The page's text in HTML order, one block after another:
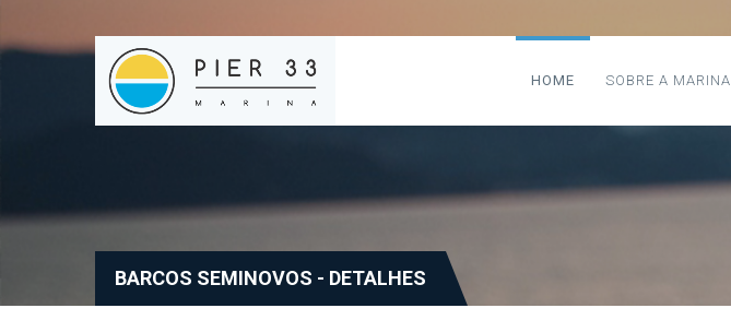
HOME SOBRE A MARINA
BARCOS SEMINOVOS - DETALHES